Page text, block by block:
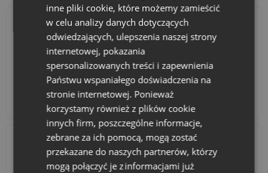
Kalendarze adwentowe Torby bawełniane
inne pliki cookie, które możemy zamieścić
w celu analizy danych dotyczących
odwiedzających, ulepszenia naszej strony
internetowej, pokazania
spersonalizowanych treści i zapewnienia
Państwu wspaniałego doświadczenia na
stronie internetowej. Ponieważ
korzystamy również z plików cookie
innych firm, poszczególne informacje,
zebrane za ich pomocą, mogą zostać
przekazane do naszych partnerów, którzy
mogą połączyć je z informacjami już